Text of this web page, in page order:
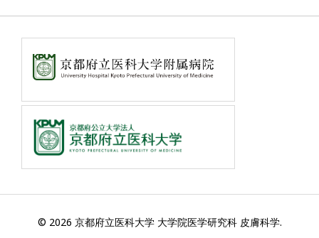
© 2026 京都府立医科大学 大学院医学研究科 皮膚科学.